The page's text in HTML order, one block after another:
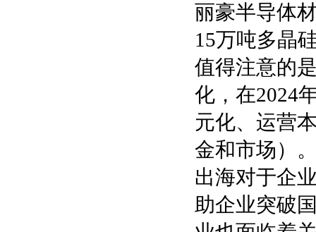
丽豪半导体
15万吨多晶
值得注意的
化，在2024
元化、运营
金和市场）
出海对于企
助企业突破